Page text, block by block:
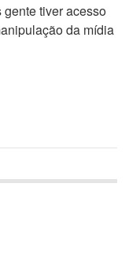
gente tiver acesso
da mídia